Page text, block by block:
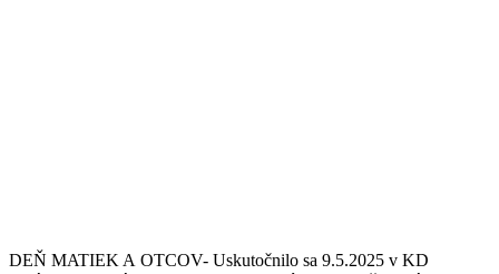
DEŇ MATIEK A OTCOV- Uskutočnilo sa 9.5.2025 v KD